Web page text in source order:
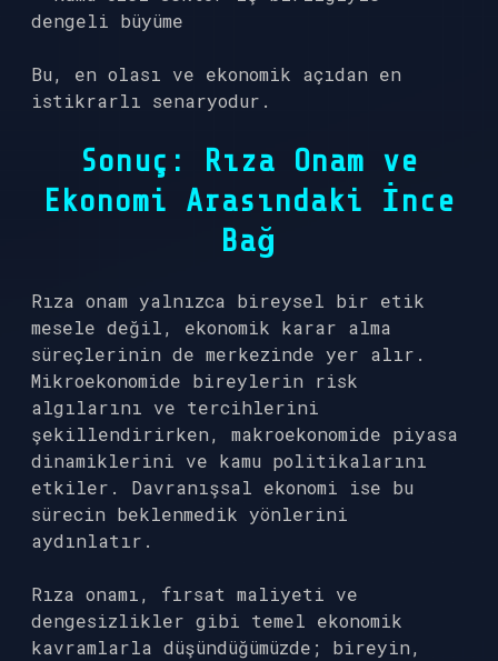
dengeli büyüme
Bu, en olası ve ekonomik açıdan en
istikrarlı senaryodur.
Sonuç: Rıza Onam ve
Ekonomi Arasındaki İnce
Bağ
Rıza onam yalnızca bireysel bir etik
mesele değil, ekonomik karar alma
süreçlerinin de merkezinde yer alır.
Mikroekonomide bireylerin risk
algılarını ve tercihlerini
şekillendirirken, makroekonomide piyasa
dinamiklerini ve kamu politikalarını
etkiler. Davranışsal ekonomi ise bu
sürecin beklenmedik yönlerini
aydınlatır.
Rıza onamı, fırsat maliyeti ve
dengesizlikler gibi temel ekonomik
kavramlarla düşündüğümüzde; bireyin,